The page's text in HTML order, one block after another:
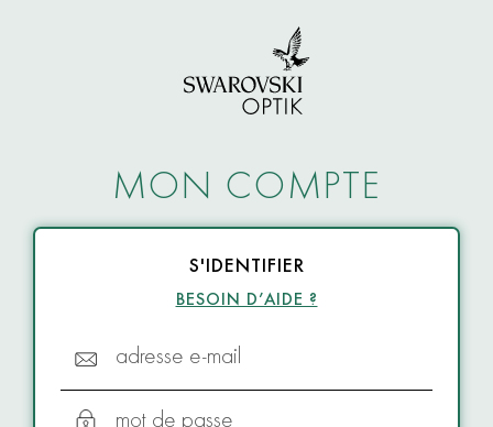
MON COMPTE
S'IDENTIFIER
BESOIN D’AIDE ?
adresse e-mail